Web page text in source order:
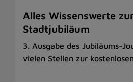
Alles Wissenswerte
Stadtjubiläum
3. Ausgabe des Jubiläums-
vielen Stellen zur